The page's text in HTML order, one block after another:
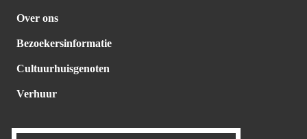
Over ons
Bezoekersinformatie
Cultuurhuisgenoten
Verhuur